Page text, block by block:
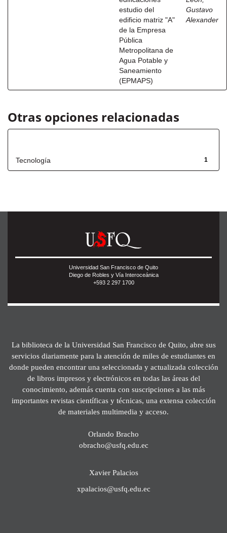
estudio del
edificio matriz "A"
de la Empresa
Pública
Metropolitana de
Agua Potable y
Saneamiento
(EPMAPS)
Gustavo
Alexander
Otras opciones relacionadas
1
Tecnología
Universidad San Francisco de Quito
Diego de Robles y Vía Interoceánica
+593 2 297 1700
La biblioteca de la Universidad San Francisco de Quito, abre sus
servicios diariamente para la atención de miles de estudiantes en
donde pueden encontrar una seleccionada y actualizada colección
de libros impresos y electrónicos en todas las áreas del
conocimiento, además cuenta con suscripciones a las más
importantes revistas científicas y técnicas, una extensa colección
de materiales multimedia y acceso.
Orlando Bracho
obracho@usfq.edu.ec
Xavier Palacios
xpalacios@usfq.edu.ec